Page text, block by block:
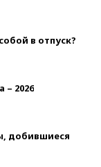
в отпуск?
– 2026
добившиеся